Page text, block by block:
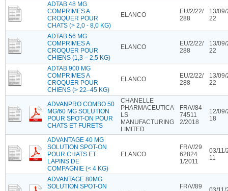
ADTAB 48 MG
COMPRIMES A
CROQUER POUR
CHATS (> 2,0 - 8,0 KG)
ELANCO
EU/2/22/
288
13/09/
22
ADTAB 56 MG
COMPRIMES A
CROQUER POUR
CHIENS (1,3 – 2,5 KG)
ELANCO
EU/2/22/
288
13/09/
22
ADTAB 900 MG
COMPRIMES A
CROQUER POUR
CHIENS (> 22–45 KG)
ELANCO
EU/2/22/
288
13/09/
22
ADVANPRO COMBO 50
MG/60 MG SOLUTION
POUR SPOT-ON POUR
CHATS ET FURETS
CHANELLE
PHARMACEUTICA
LS
MANUFACTURING
LIMITED
FR/V/84
74511
2/2018
12/09/
18
ADVANTAGE 40 MG
SOLUTION SPOT-ON
POUR CHATS ET
LAPINS DE
COMPAGNIE (< 4 KG)
ELANCO
FR/V/29
62824
1/2011
03/11/
11
ADVANTAGE 80MG
SOLUTION SPOT-ON
FR/V/89